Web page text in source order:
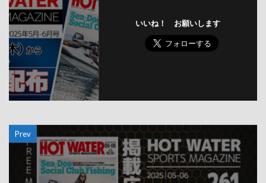
いいね！ お願いします
Prev